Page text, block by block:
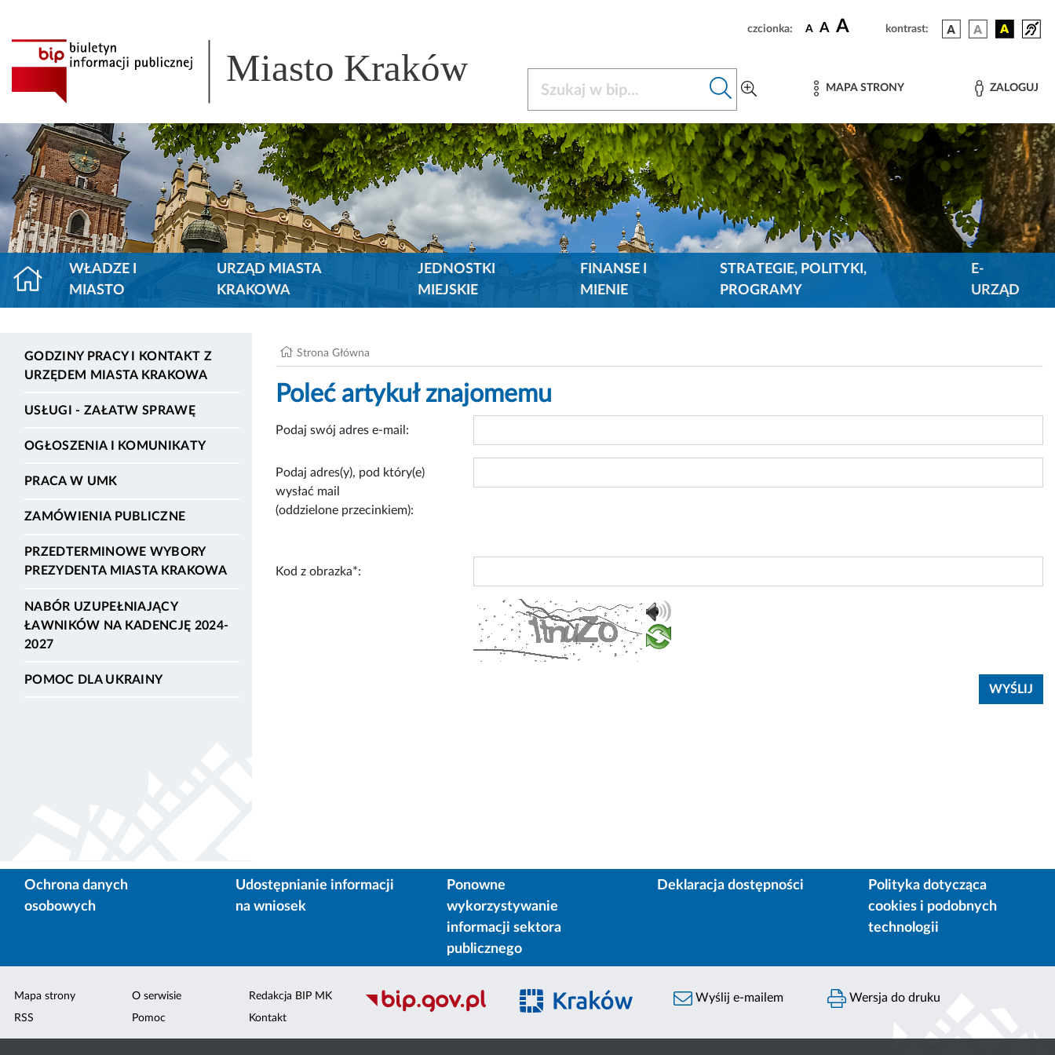
czcionka: A A A kontrast:
Miasto Kraków MAPA STRONY ZALOGUJ
WŁADZE I
MIASTO
URZĄD MIASTA
KRAKOWA
JEDNOSTKI
MIEJSKIE
FINANSE I
MIENIE
STRATEGIE, POLITYKI,
PROGRAMY
E-
URZĄD
GODZINY PRACY I KONTAKT Z
URZĘDEM MIASTA KRAKOWA
USŁUGI - ZAŁATW SPRAWĘ
OGŁOSZENIA I KOMUNIKATY
PRACA W UMK
ZAMÓWIENIA PUBLICZNE
PRZEDTERMINOWE WYBORY
PREZYDENTA MIASTA KRAKOWA
NABÓR UZUPEŁNIAJĄCY
ŁAWNIKÓW NA KADENCJĘ 2024-
2027
POMOC DLA UKRAINY
Strona Główna
Poleć artykuł znajomemu
Podaj swój adres e-mail:
Podaj adres(y), pod który(e)
wysłać mail
(oddzielone przecinkiem):
Kod z obrazka*:
Ochrona danych
osobowych
Udostępnianie informacji
na wniosek
Ponowne
wykorzystywanie
informacji sektora
publicznego
Deklaracja dostępności
Polityka dotycząca
cookies i podobnych
technologii
Mapa strony
RSS
O serwisie
Pomoc
Redakcja BIP MK
Kontakt
Wyślij e-mailem Wersja do druku